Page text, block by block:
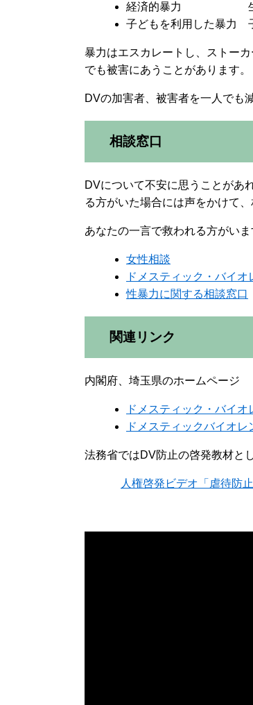
経済的暴力 生活費を
子どもを利用した暴力
暴力はエスカレートし、ストー
でも被害にあうことがあります。
DVの加害者、被害者を一人でも
相談窓口
DVについて不安に思うことがあ
る方がいた場合には声をかけて
あなたの一言で救われる方がい
女性相談
ドメスティック・バイ
性暴力に関する相談窓口
関連リンク
内閣府、埼玉県のホームページ
ドメスティック・バイ
ドメスティックバイオ
法務省ではDV防止の啓発教材と
人権啓発ビデオ「虐待防